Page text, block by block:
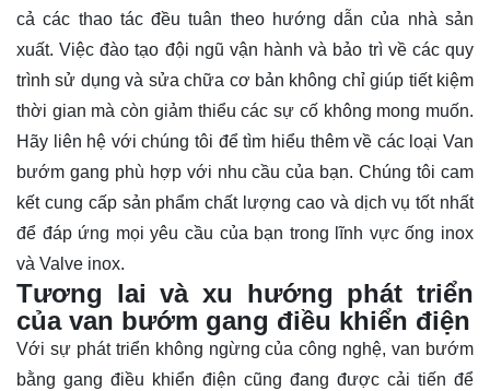
cả các thao tác đều tuân theo hướng dẫn của nhà sản
xuất. Việc đào tạo đội ngũ vận hành và bảo trì về các quy
trình sử dụng và sửa chữa cơ bản không chỉ giúp tiết kiệm
thời gian mà còn giảm thiểu các sự cố không mong muốn.
Hãy liên hệ với chúng tôi để tìm hiểu thêm về các loại Van
bướm gang phù hợp với nhu cầu của bạn. Chúng tôi cam
kết cung cấp sản phẩm chất lượng cao và dịch vụ tốt nhất
để đáp ứng mọi yêu cầu của bạn trong lĩnh vực ống inox
và Valve inox.
Tương lai và xu hướng phát triển
của van bướm gang điều khiển điện
Với sự phát triển không ngừng của công nghệ, van bướm
bằng gang điều khiển điện cũng đang được cải tiến để